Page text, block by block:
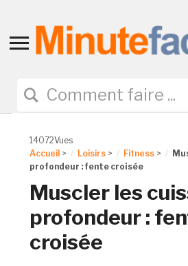
Toggle
navigation
14072Vues
Accueil > Loisirs > Fitness >
profondeur : fente croisée
Muscler les
profondeur :
croisée